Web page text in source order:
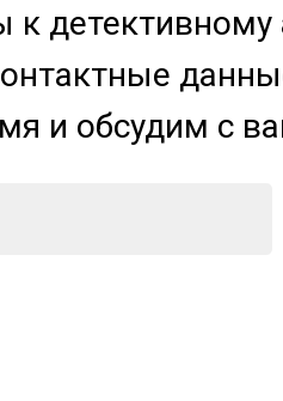
детективному
и обсудим с